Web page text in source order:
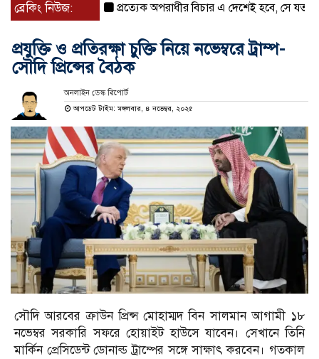
ব্রেকিং নিউজ: প্রত্যেক অপরাধীর বিচার এ দেশেই হবে, সে যত
প্রযুক্তি ও প্রতিরক্ষা চুক্তি নিয়ে নভেম্বরে ট্রাম্প-
সৌদি প্রিন্সের বৈঠক
অনলাইন ডেস্ক রিপোর্ট
আপডেট টাইম: মঙ্গলবার, ৪ নভেম্বর, ২০২৫
সৌদি আরবের ক্রাউন প্রিন্স মোহাম্মদ বিন সালমান আগামী ১৮
নভেম্বর সরকারি সফরে হোয়াইট হাউসে যাবেন। সেখানে তিনি
মার্কিন প্রেসিডেন্ট ডোনাল্ড ট্রাম্পের সঙ্গে সাক্ষাৎ করবেন। গতকাল